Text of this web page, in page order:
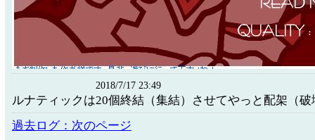
2018/7/17 23:49
ルナティックは20個終結（集結）させてやっと配架（
過去ログ：次のページ